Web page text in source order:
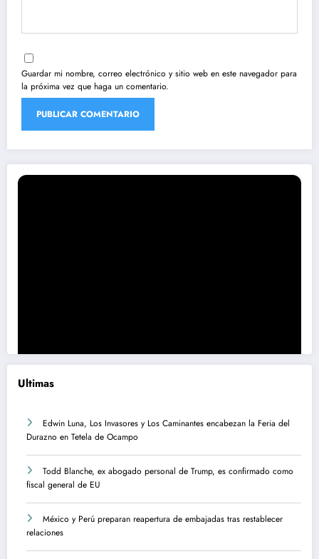
Guardar mi nombre, correo electrónico y sitio web en este navegador para
la próxima vez que haga un comentario.
Ultimas
Edwin Luna, Los Invasores y Los Caminantes encabezan la Feria del
Durazno en Tetela de Ocampo
Todd Blanche, ex abogado personal de Trump, es confirmado como
fiscal general de EU
México y Perú preparan reapertura de embajadas tras restablecer
relaciones